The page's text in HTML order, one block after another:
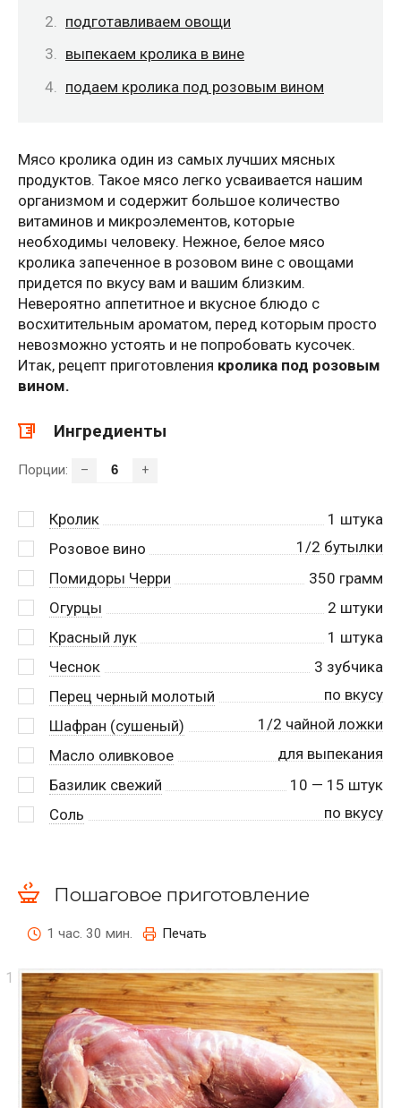
подготавливаем овощи
выпекаем кролика в вине
подаем кролика под розовым вином
Мясо кролика один из самых лучших мясных
продуктов. Такое мясо легко усваивается нашим
организмом и содержит большое количество
витаминов и микроэлементов, которые
необходимы человеку. Нежное, белое мясо
кролика запеченное в розовом вине с овощами
придется по вкусу вам и вашим близким.
Невероятно аппетитное и вкусное блюдо с
восхитительным ароматом, перед которым просто
невозможно устоять и не попробовать кусочек.
Итак, рецепт приготовления кролика под розовым
вином.
Ингредиенты
Порции: – +
Кролик 1 штука
Розовое вино
1/2 бутылки
Помидоры Черри
350 грамм
Огурцы
2 штуки
Красный лук
1 штука
Чеснок
3 зубчика
Перец черный молотый
по вкусу
Шафран (сушеный)
1/2 чайной ложки
Масло оливковое
для выпекания
Базилик свежий
10 — 15 штук
Соль
по вкусу
Пошаговое приготовление
1 час. 30 мин. Печать